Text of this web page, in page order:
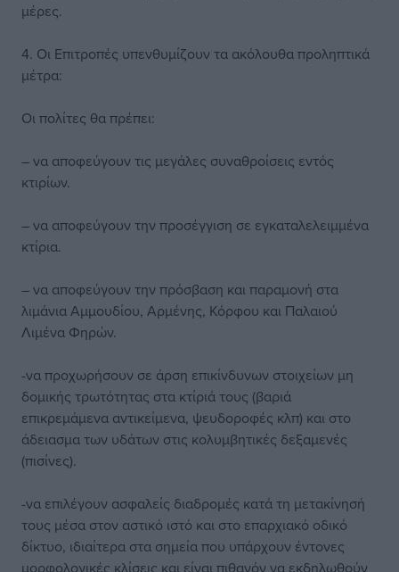
μέρες.
4. Οι Επιτροπές υπενθυμίζουν τα ακόλουθα προληπτικά
μέτρα:
Οι πολίτες θα πρέπει:
– να αποφεύγουν τις μεγάλες συναθροίσεις εντός
κτιρίων.
– να αποφεύγουν την προσέγγιση σε εγκαταλελειμμένα
κτίρια.
– να αποφεύγουν την πρόσβαση και παραμονή στα
λιμάνια Αμμουδίου, Αρμένης, Κόρφου και Παλαιού
Λιμένα Φηρών.
-να προχωρήσουν σε άρση επικίνδυνων στοιχείων μη
δομικής τρωτότητας στα κτίριά τους (βαριά
επικρεμάμενα αντικείμενα, ψευδοροφές κλπ) και στο
άδειασμα των υδάτων στις κολυμβητικές δεξαμενές
(πισίνες).
-να επιλέγουν ασφαλείς διαδρομές κατά τη μετακίνησή
τους μέσα στον αστικό ιστό και στο επαρχιακό οδικό
δίκτυο, ιδιαίτερα στα σημεία που υπάρχουν έντονες
μορφολογικές κλίσεις και είναι πιθανόν να εκδηλωθούν